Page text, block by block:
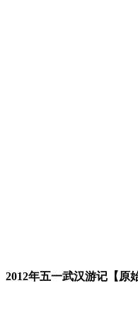
2012年五一武汉游记【原